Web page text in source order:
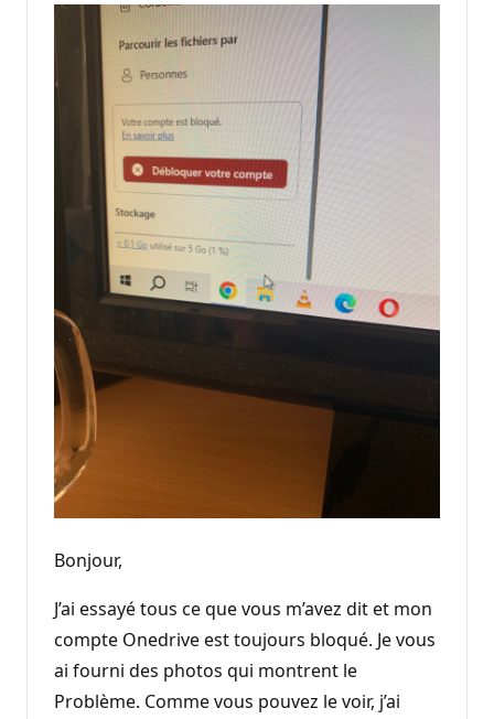
Bonjour,
J’ai essayé tous ce que vous m’avez dit et mon
compte Onedrive est toujours bloqué. Je vous
ai fourni des photos qui montrent le
Problème. Comme vous pouvez le voir, j’ai